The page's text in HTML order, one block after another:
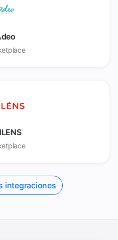
integraciones